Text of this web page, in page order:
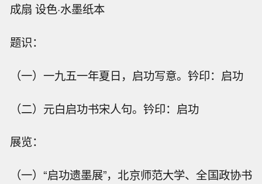
成扇 设色·水墨纸本
题识：
（一）一九五一年夏日，启功写意。钤印：启功
（二）元白启功书宋人句。钤印：启功
展览：
（一）“启功遗墨展”，北京师范大学、全国政协书